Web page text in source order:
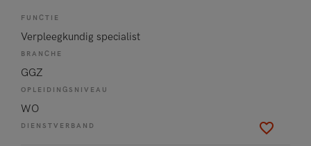
FUNCTIE
Verpleegkundig specialist
BRANCHE
GGZ
OPLEIDINGSNIVEAU
WO
DIENSTVERBAND